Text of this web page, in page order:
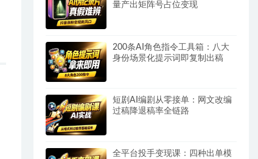
量产出矩阵号占位变现
200条AI角色指令工具箱：八大
身份场景化提示词即复制出稿
短剧AI编剧从零接单：网文改编
过稿降退稿率全链路
全平台投手变现课：四种出单模